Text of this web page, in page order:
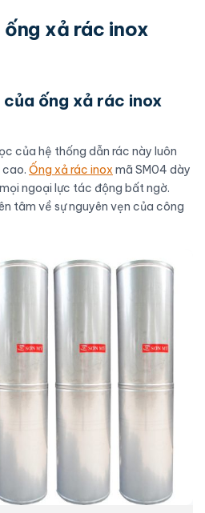
xả rác inox
ống xả rác inox
của hệ thống dẫn rác này luôn
cao. Ống xả rác inox mã SM04 dày
ngoại lực tác động bất ngờ.
tâm về sự nguyên vẹn của công